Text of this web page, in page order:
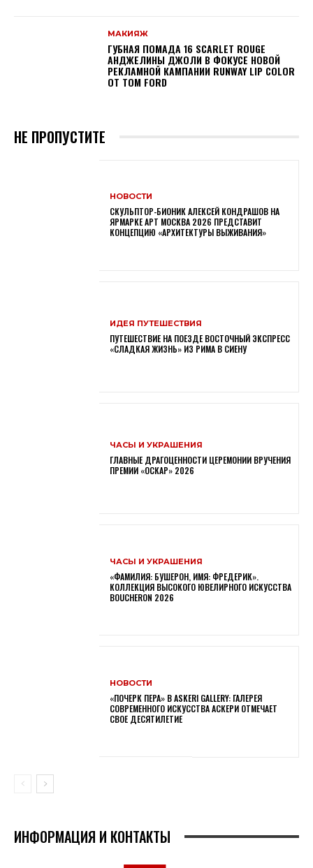
МАКИЯЖ
ГУБНАЯ ПОМАДА 16 SCARLET ROUGE
АНДЖЕЛИНЫ ДЖОЛИ В ФОКУСЕ НОВОЙ
РЕКЛАМНОЙ КАМПАНИИ RUNWAY LIP COLOR
ОТ TOM FORD
НЕ ПРОПУСТИТЕ
НОВОСТИ
СКУЛЬПТОР-БИОНИК АЛЕКСЕЙ КОНДРАШОВ НА
ЯРМАРКЕ АРТ МОСКВА 2026 ПРЕДСТАВИТ
КОНЦЕПЦИЮ «АРХИТЕКТУРЫ ВЫЖИВАНИЯ»
ИДЕЯ ПУТЕШЕСТВИЯ
ПУТЕШЕСТВИЕ НА ПОЕЗДЕ ВОСТОЧНЫЙ ЭКСПРЕСС
«СЛАДКАЯ ЖИЗНЬ» ИЗ РИМА В СИЕНУ
ЧАСЫ И УКРАШЕНИЯ
ГЛАВНЫЕ ДРАГОЦЕННОСТИ ЦЕРЕМОНИИ ВРУЧЕНИЯ
ПРЕМИИ «ОСКАР» 2026
ЧАСЫ И УКРАШЕНИЯ
«ФАМИЛИЯ: БУШЕРОН, ИМЯ: ФРЕДЕРИК».
КОЛЛЕКЦИЯ ВЫСОКОГО ЮВЕЛИРНОГО ИСКУССТВА
BOUCHERON 2026
НОВОСТИ
«ПОЧЕРК ПЕРА» В ASKERI GALLERY: ГАЛЕРЕЯ
СОВРЕМЕННОГО ИСКУССТВА АСКЕРИ ОТМЕЧАЕТ
СВОЕ ДЕСЯТИЛЕТИЕ
ИНФОРМАЦИЯ И КОНТАКТЫ